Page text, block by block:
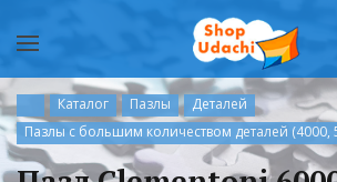
Каталог Пазлы
Деталей
Пазлы с большим количеством деталей (4000,